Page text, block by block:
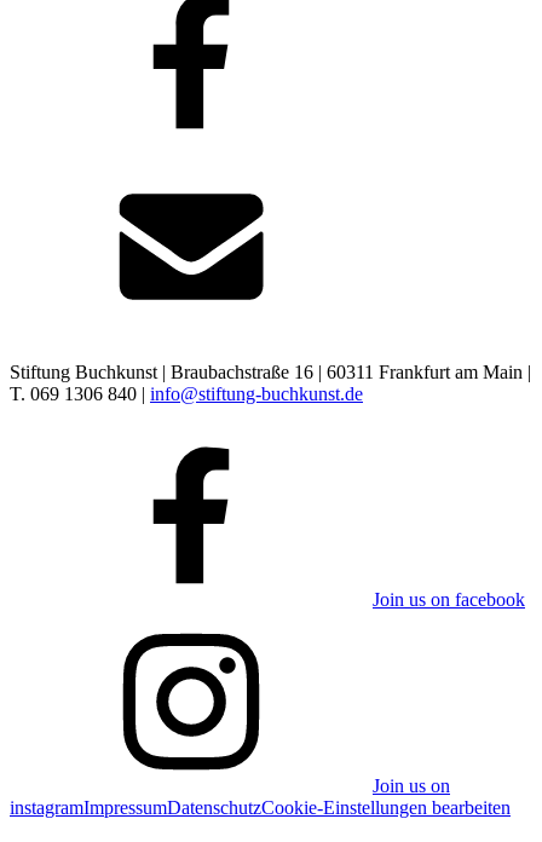
Stiftung Buchkunst | Braubachstraße 16 | 60311 Frankfurt am Main |
T. 069 1306 840 | info@stiftung-buchkunst.de
Join us on facebook
Join us on
instagramImpressumDatenschutzCookie-Einstellungen bearbeiten